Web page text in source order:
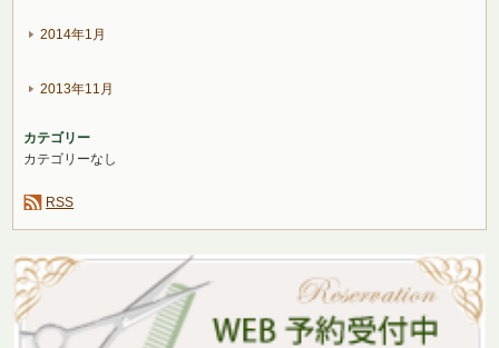
2014年1月
2013年11月
カテゴリー
カテゴリーなし
RSS